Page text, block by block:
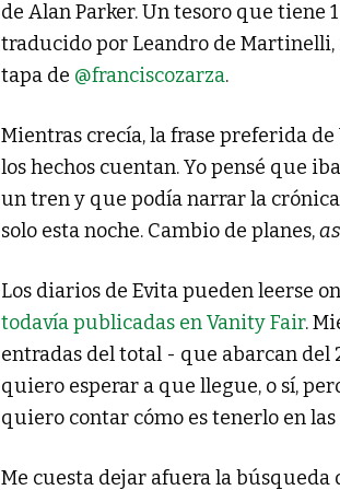
de Alan Parker. Un tesoro que tiene
traducido por Leandro de
tapa de @franciscozarza.
Mientras crecía, la frase preferida de
los hechos cuentan. Yo pensé que
un tren y que podía narrar la
solo esta noche. Cambio de planes,
Los diarios de Evita pueden leerse
todavía publicadas en Vanity Fair.
entradas del total - que abarcan del
quiero esperar a que llegue, o sí,
quiero contar cómo es tenerlo en las
Me cuesta dejar afuera la búsqueda